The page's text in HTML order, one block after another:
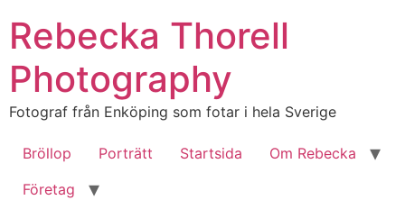
till
innehåll
Rebecka Thorell
Photography
Fotograf från Enköping som fotar i hela Sverige
Bröllop Porträtt Startsida
Om Rebecka
Företag